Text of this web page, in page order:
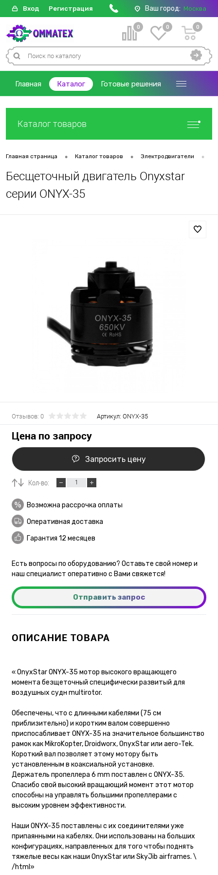
Вход Регистрация Ваш город: Москва
0 0 0
Главная Каталог Готовые решения
Каталог товаров
Главная страница • Каталог товаров • Электродвигатели •
Бесщеточный двигатель Onyxstar
серии ONYX-35
Отзывов: 0 Артикул: ONYX-35
Цена по запросу
Запросить цену
Кол-во:
Возможна рассрочка оплаты
Оперативная доставка
Гарантия 12 месяцев
Есть вопросы по оборудованию? Оставьте свой номер и
наш специалист оперативно с Вами свяжется!
Отправить запрос
ОПИСАНИЕ ТОВАРА
« OnyxStar ONYX-35 мотор высокого вращающего
момента безщеточный специфически развитый для
воздушных судн multirotor.
Обеспечены, что с длинными кабелями (75 см
приблизительно) и коротким валом совершенно
приспосабливает ONYX-35 на значительное большинство
рамок как MikroKopter, Droidworx, OnyxStar или aero-Tek.
Короткий вал позволяет этому мотору быть
установленным в коаксиальной установке.
Держатель пропеллера 6 mm поставлен с ONYX-35.
Спасибо свой высокий вращающий момент этот мотор
способны на управлять большими пропеллерами с
высоким уровнем эффективности.
Наши ONYX-35 поставлены с их соединителями уже
припаянными на кабелях. Они использованы на больших
конфигурациях, направленных для того чтобы поднять
тяжелые весы как наши OnyxStar или SkyJib airframes. \
/html»